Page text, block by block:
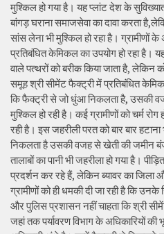
मुश्किल हो गया है। यह प्लांट देश के
बांगड़ घराना समाजसेवा का दावा करता
सांस लेना भी मुश्किल हो रहा है। ग्रामीणों
प्रतिबंधित केमिकल का उपयोग हो रहा
वाले पत्थरों को बरीक किया जाता है,
समूह श्री सीमेंट फैक्ट्री में प्रतिबंधित
कि फैक्ट्री से जो धुंआ निकलता है, उसकी
मुश्किल हो रही है। कई ग्रामीणों को चर्म
रही है। इस जहरीली परत को बार बार
निकलता है उसकी वजह से खेती की जमीन
तालाबों का पानी भी जहरीला हो गया है।
प्रदर्शन कर रहे हैं, लेकिन ब्यावर का
ग्रामीणों को ही धमकी दी जा रही है कि
और पुलिस प्रशासन नहीं चाहता कि श्री
जहां तक पर्यावरण विभाग के अधिकारियों